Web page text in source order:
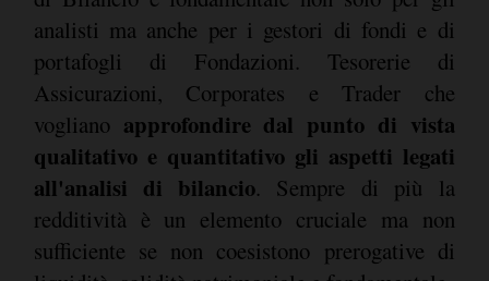
analisti ma anche per i gestori di fondi e di
portafogli di Fondazioni. Tesorerie di
Assicurazioni, Corporates e Trader che
voglianoapprofondire dal punto di vista
qualitativo e quantitativo gli aspetti legati
all'analisi di bilancio. Sempre di più la
redditività è un elemento cruciale ma non
sufficiente se non coesistono prerogative di